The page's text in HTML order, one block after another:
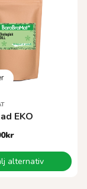
EKO
kr
alternativ